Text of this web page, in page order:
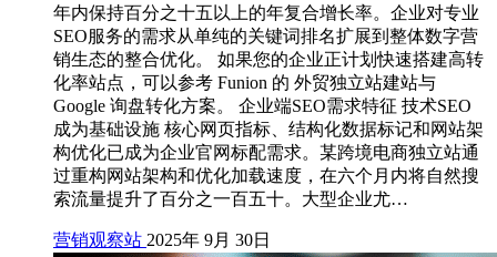
年内保持百分之十五以上的年复合增长率。企业对专业
SEO服务的需求从单纯的关键词排名扩展到整体数字营
销生态的整合优化。 如果您的企业正计划快速搭建高转
化率站点，可以参考 Funion 的 外贸独立站建站与
Google 询盘转化方案。 企业端SEO需求特征 技术SEO
成为基础设施 核心网页指标、结构化数据标记和网站架
构优化已成为企业官网标配需求。某跨境电商独立站通
过重构网站架构和优化加载速度，在六个月内将自然搜
索流量提升了百分之一百五十。大型企业尤…
营销观察站 2025年 9月 30日